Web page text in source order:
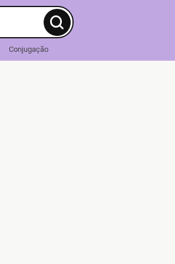
Conjugação